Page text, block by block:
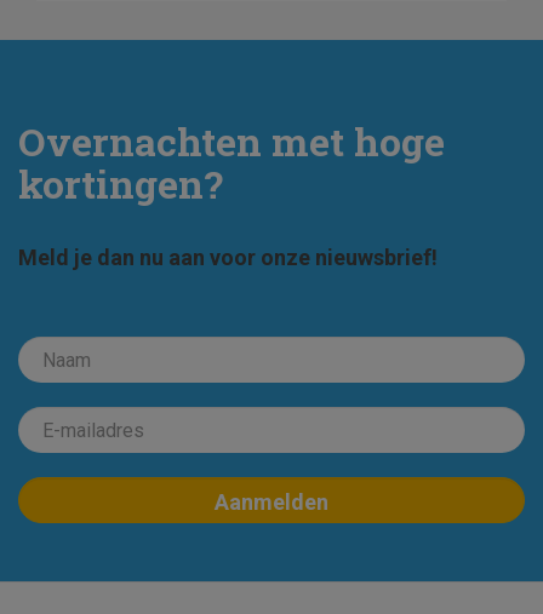
Overnachten met hoge
kortingen?
Meld je dan nu aan voor onze nieuwsbrief!